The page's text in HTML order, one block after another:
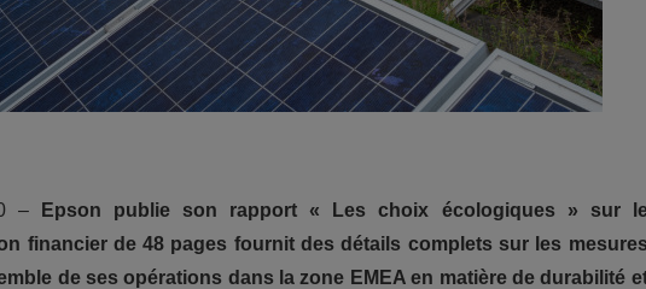
–
Epson publie son rapport « Les choix écologiques » sur
financier de 48 pages fournit des détails complets sur les mesures
de ses opérations dans la zone EMEA en matière de durabilité